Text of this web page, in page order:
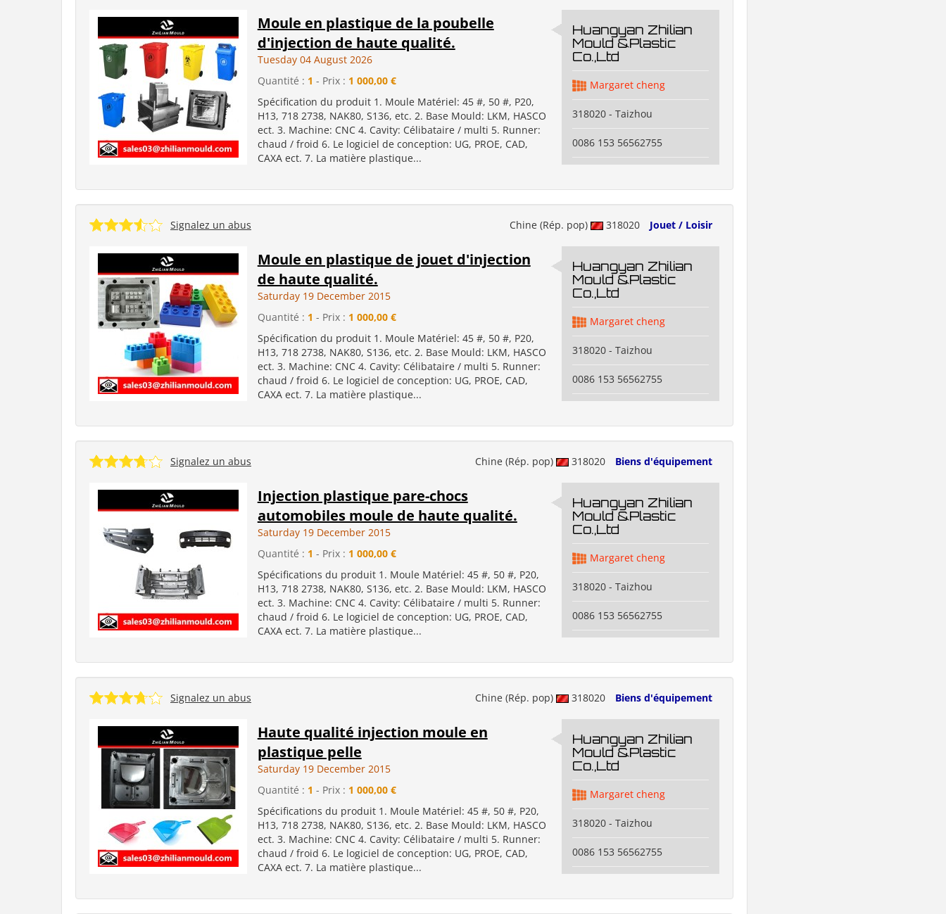
Moule en plastique de la poubelle
d'injection de haute qualité.
Tuesday 04 August 2026
Quantité : 1 - Prix : 1 000,00 €
Spécification du produit 1. Moule Matériel: 45 #, 50 #, P20,
H13, 718 2738, NAK80, S136, etc. 2. Base Mould: LKM, HASCO
ect. 3. Machine: CNC 4. Cavity: Célibataire / multi 5. Runner:
chaud / froid 6. Le logiciel de conception: UG, PROE, CAD,
CAXA ect. 7. La matière plastique...
Huangyan Zhilian
Mould &Plastic
Co.,Ltd
Margaret cheng
318020 - Taizhou
0086 153 56562755
Chine (Rép. pop) 318020 Jouet / Loisir
Signalez un abus
Moule en plastique de jouet d'injection
de haute qualité.
Saturday 19 December 2015
Quantité : 1 - Prix : 1 000,00 €
Spécification du produit 1. Moule Matériel: 45 #, 50 #, P20,
H13, 718 2738, NAK80, S136, etc. 2. Base Mould: LKM, HASCO
ect. 3. Machine: CNC 4. Cavity: Célibataire / multi 5. Runner:
chaud / froid 6. Le logiciel de conception: UG, PROE, CAD,
CAXA ect. 7. La matière plastique...
Huangyan Zhilian
Mould &Plastic
Co.,Ltd
Margaret cheng
318020 - Taizhou
0086 153 56562755
Chine (Rép. pop) 318020 Biens d'équipement
Signalez un abus
Injection plastique pare-chocs
automobiles moule de haute qualité.
Saturday 19 December 2015
Quantité : 1 - Prix : 1 000,00 €
Spécifications du produit 1. Moule Matériel: 45 #, 50 #, P20,
H13, 718 2738, NAK80, S136, etc. 2. Base Mould: LKM, HASCO
ect. 3. Machine: CNC 4. Cavity: Célibataire / multi 5. Runner:
chaud / froid 6. Le logiciel de conception: UG, PROE, CAD,
CAXA ect. 7. La matière plastique...
Huangyan Zhilian
Mould &Plastic
Co.,Ltd
Margaret cheng
318020 - Taizhou
0086 153 56562755
Chine (Rép. pop) 318020 Biens d'équipement
Signalez un abus
Haute qualité injection moule en
plastique pelle
Saturday 19 December 2015
Quantité : 1 - Prix : 1 000,00 €
Spécifications du produit 1. Moule Matériel: 45 #, 50 #, P20,
H13, 718 2738, NAK80, S136, etc. 2. Base Mould: LKM, HASCO
ect. 3. Machine: CNC 4. Cavity: Célibataire / multi 5. Runner:
chaud / froid 6. Le logiciel de conception: UG, PROE, CAD,
CAXA ect. 7. La matière plastique...
Huangyan Zhilian
Mould &Plastic
Co.,Ltd
Margaret cheng
318020 - Taizhou
0086 153 56562755